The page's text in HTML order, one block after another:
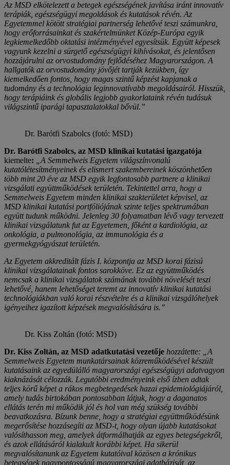
Az MSD elkötelezett a betegek egészségének javítása iránt innovatív
terápiák, egészségügyi megoldások és kutatások révén. Az
Egyetemmel kötött stratégiai partnerség lehetővé teszi számunkra,
hogy erőforrásainkat és szakértelmünket Közép-Európa egyik
legkiemelkedőbb oktatási intézményével egyesítsük. Együtt képesek
vagyunk kezelni a sürgető egészségügyi kihívásokat, és jelentősen
hozzájárulni az orvostudomány fejlődéséhez Magyarországon. A
hallgatók az orvostudomány jövőjét tartják kezükben, így
kiemelkedően fontos, hogy magas szintű képzést kapjanak a
tudomány és a technológia leginnovatívabb megoldásairól. Hisszük,
hogy terápiáink és globális legjobb gyakorlataink révén tudásuk
világszintű iparági tapasztalatokkal bővül.”
Dr. Barótfi Szabolcs (fotó: MSD)
Dr. Barótfi Szabolcs, az MSD klinikai kutatási igazgatója
kiemelte: „A Semmelweis Egyetem világszínvonalú
kutatólétesítményeinek és elismert szakembereinek köszönhetően
több mint 20 éve az MSD egyik legfontosabb partnere a klinikai
vizsgálati együttműködések területén. Tekintettel arra, hogy a
Semmelweis Egyetem minden klinikai szakterületet képvisel, az
MSD klinikai kutatási portfóliójának szinte teljes spektrumában
együtt tudunk működni. Jelenleg 30 folyamatban lévő vagy tervezett
klinikai vizsgálatunk fut az Egyetemen, főként a kardiológia, az
onkológia, a pulmonológia, az immunológia és a
gyermekgyógyászat területén.
Az Egyetem akkreditált fázis I. központja az MSD korai fázisú
klinikai vizsgálatainak fontos sarokköve. Ez az együttműködés
nemcsak a klinikai vizsgálatok számának további növelését teszi
lehetővé, hanem lehetőséget teremt az innovatív klinikai kutatási
technológiákban való korai részvételre és a klinikai vizsgálóhelyek
igényeihez igazított képzések megvalósítására is.”
Dr. Kiss Zoltán (fotó: MSD)
Dr. Kiss Zoltán, az MSD adatkutatási vezetője hozzátette: „A
Semmelweis Egyetem munkatársainak közreműködésével készült
kutatásaink az egyedülálló magyarországi egészségügyi adatvagyon
kiaknázását célozzák. Legutóbbi eredményeink első ízben adtak
teljes körű képet a rákos megbetegedések hazai epidemiológiájáról,
amely tudás birtokában pontosabban látjuk, hogy a daganatos
ellátás terén mi működik jól és hol van még szükség további
beavatkozásra. Bízunk benne, hogy a stratégiai együttműködésünk
megerősítése hozzásegíti az MSD-t, hogy olyan újabb kutatásokat
valósíthasson meg, amelyek átformálhatják az egyes betegségekről,
és azok ellátásáról kialakult korábbi képet. Ha sikerül
megvalósítanunk az Egyetem kutatóival közösen a krónikus
betegségek nagypontosságú magyarországi adatbázisát, az